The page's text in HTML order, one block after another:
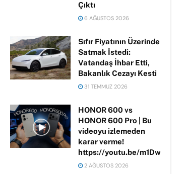
Çıktı
6 AĞUSTOS 2026
Sıfır Fiyatının Üzerinde
Satmak İstedi:
Vatandaş İhbar Etti,
Bakanlık Cezayı Kesti
31 TEMMUZ 2026
HONOR 600 vs
HONOR 600 Pro | Bu
videoyu izlemeden
karar verme!
https://youtu.be/
2 AĞUSTOS 2026